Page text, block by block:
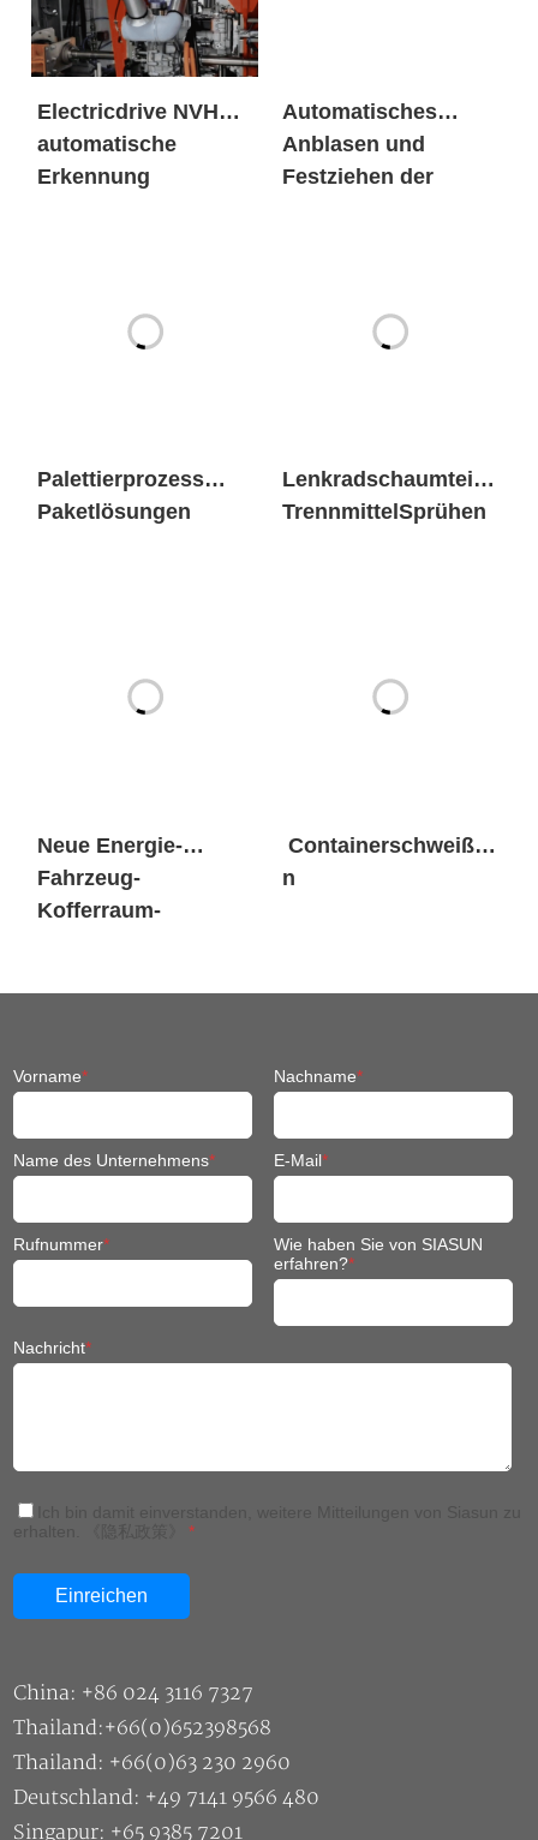
Electricdrive NVH
automatische
Erkennung
Automatisches
Anblasen und
Festziehen der
Palettierprozess
Paketlösungen
Lenkradschaumteile
TrennmittelSprühen
Neue Energie-
Fahrzeug-
Kofferraum-
Containerschweiße
n
Vorname* Nachname*
Name des Unternehmens* E-Mail*
Rufnummer*
Wie haben Sie von SIASUN
erfahren?*
Nachricht*
*
China: +86 024 3116 7327
Thailand:+66(0)652398568
Thailand: +66(0)63 230 2960
Deutschland: +49 7141 9566 480
Singapur: +65 9385 7201